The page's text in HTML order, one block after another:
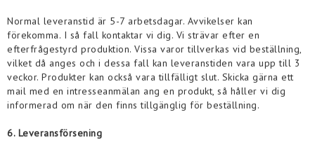
Normal leveranstid är 5-7 arbetsdagar. Avvikelser kan
förekomma. I så fall kontaktar vi dig. Vi strävar efter en
efterfrågestyrd produktion. Vissa varor tillverkas vid beställning,
vilket då anges och i dessa fall kan leveranstiden vara upp till 3
veckor. Produkter kan också vara tillfälligt slut. Skicka gärna ett
mail med en intresseanmälan ang en produkt, så håller vi dig
informerad om när den finns tillgänglig för beställning.
6. Leveransförsening